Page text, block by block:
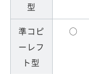
型
準コピ
ーレフ
ト型
○